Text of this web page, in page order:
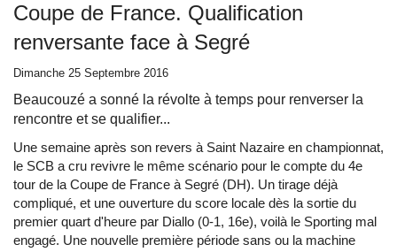
Coupe de France. Qualification
renversante face à Segré
Dimanche 25 Septembre 2016
Beaucouzé a sonné la révolte à temps pour renverser la
rencontre et se qualifier...
Une semaine après son revers à Saint Nazaire en championnat,
le SCB a cru revivre le même scénario pour le compte du 4e
tour de la Coupe de France à Segré (DH). Un tirage déjà
compliqué, et une ouverture du score locale dès la sortie du
premier quart d'heure par Diallo (0-1, 16e), voilà le Sporting mal
engagé. Une nouvelle première période sans ou la machine